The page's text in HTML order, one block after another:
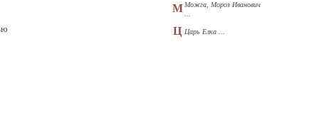
М Можга, Мороз Иванович
Ц Царь Елка ...